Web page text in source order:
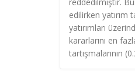
edilirken yatırım
yatırımları
kararlarını en
tartışmalarının